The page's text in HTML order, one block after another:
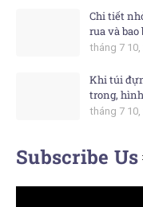
Chi tiết
rua và
tháng 7 10,
Khi túi
trong,
tháng 7 10,
Subscribe Us